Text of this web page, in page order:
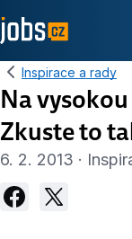
Inspirace a rady
Na
Zkuste to
6. 2. 2013 ·